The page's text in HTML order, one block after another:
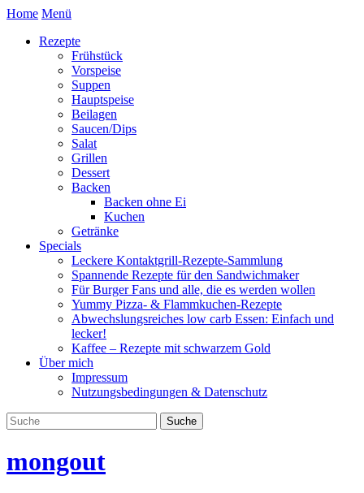
Home Menü
Rezepte
Frühstück
Vorspeise
Suppen
Hauptspeise
Beilagen
Saucen/Dips
Salat
Grillen
Dessert
Backen
Backen ohne Ei
Kuchen
Getränke
Specials
Leckere Kontaktgrill-Rezepte-Sammlung
Spannende Rezepte für den Sandwichmaker
Für Burger Fans und alle, die es werden wollen
Yummy Pizza- & Flammkuchen-Rezepte
Abwechslungsreiches low carb Essen: Einfach und
lecker!
Kaffee – Rezepte mit schwarzem Gold
Über mich
Impressum
Nutzungsbedingungen & Datenschutz
mongout